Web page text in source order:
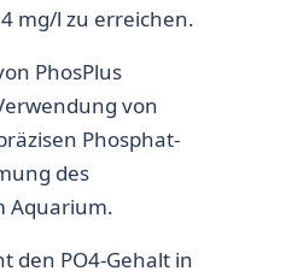
mg/l zu erreichen.
PhosPlus
von
Phosphat-
des
Aquarium.
den PO4-Gehalt in